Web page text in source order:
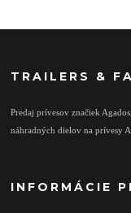
TRAILERS &
Predaj prívesov značiek
náhradných dielov na prívesy
INFORMÁCIE